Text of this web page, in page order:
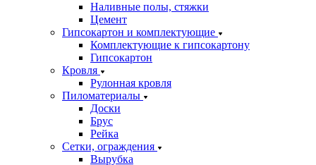
Наливные полы, стяжки
Цемент
Гипсокартон и комплектующие
Комплектующие к гипсокартону
Гипсокартон
Кровля
Рулонная кровля
Пиломатериалы
Доски
Брус
Рейка
Сетки, ограждения
Вырубка